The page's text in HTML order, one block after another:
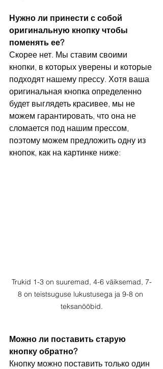
Нужно ли принести с собой
оригинальную кнопку чтобы
поменять ее?
Скорее нет. Мы ставим своими
кнопки, в которых уверены и которые
подходят нашему прессу. Хотя ваша
оригинальная кнопка определенно
будет выглядеть красивее, мы не
можем гарантировать, что она не
сломается под нашим прессом,
поэтому можем предложить одну из
кнопок, как на картинке ниже:
Trukid 1-3 on suuremad, 4-6 väiksemad, 7-
8 on teistsuguse lukustusega ja 9-8 on
teksanööbid.
Можно ли поставить старую
кнопку обратно?
Кнопку можно поставить только один